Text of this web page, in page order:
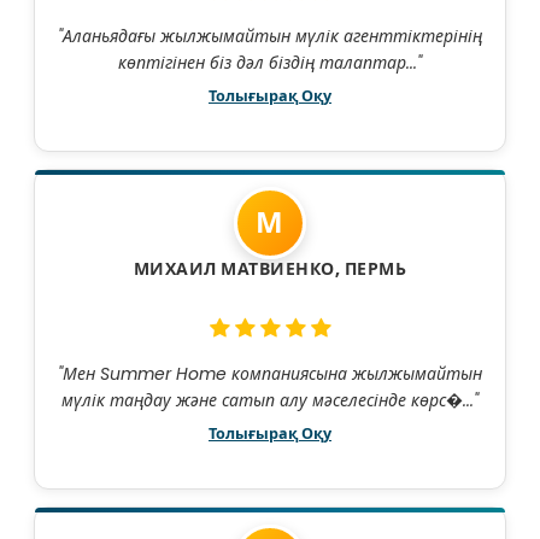
"Аланьядағы жылжымайтын мүлік агенттіктерінің
көптігінен біз дәл біздің талаптар..."
Толығырақ Оқу
М
МИХАИЛ МАТВИЕНКО, ПЕРМЬ
"Мен Summer Home компаниясына жылжымайтын
мүлік таңдау және сатып алу мәселесінде көрс�..."
Толығырақ Оқу